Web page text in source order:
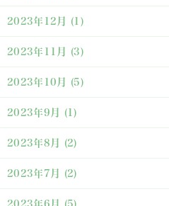
2023年12月 (1)
2023年11月 (3)
2023年10月 (5)
2023年9月 (1)
2023年8月 (2)
2023年7月 (2)
2023年6月 (5)